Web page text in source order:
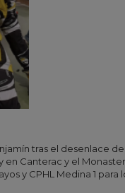
tras el desenlace
Canterac y el
y CPHL Medina 1